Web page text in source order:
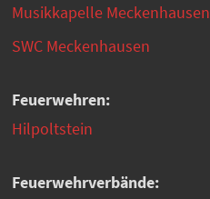
Musikkapelle Meckenhausen
SWC Meckenhausen
Feuerwehren:
Hilpoltstein
Feuerwehrverbände: